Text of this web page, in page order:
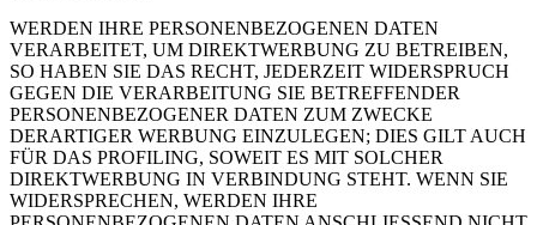
WERDEN IHRE PERSONENBEZOGENEN DATEN
VERARBEITET, UM DIREKTWERBUNG ZU BETREIBEN,
SO HABEN SIE DAS RECHT, JEDERZEIT WIDERSPRUCH
GEGEN DIE VERARBEITUNG SIE BETREFFENDER
PERSONENBEZOGENER DATEN ZUM ZWECKE
DERARTIGER WERBUNG EINZULEGEN; DIES GILT AUCH
FÜR DAS PROFILING, SOWEIT ES MIT SOLCHER
DIREKTWERBUNG IN VERBINDUNG STEHT. WENN SIE
WIDERSPRECHEN, WERDEN IHRE